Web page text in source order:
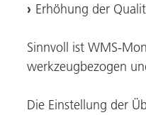
Erhöhung der
Sinnvoll ist WMS-
werkzeugbezogen
Die Einstellung der